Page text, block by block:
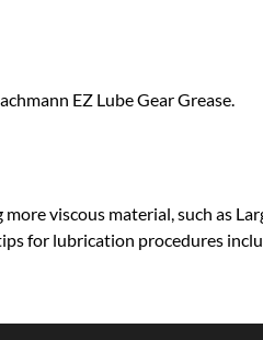
EZ Lube Gear Grease.
viscous material, such as
for lubrication procedures